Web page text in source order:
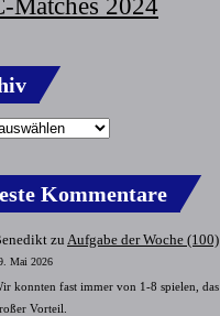
Matches 2024
Kommentare
zu Aufgabe der Woche (100)
Mai 2026
konnten fast immer von 1-8 spielen,
Vorteil.